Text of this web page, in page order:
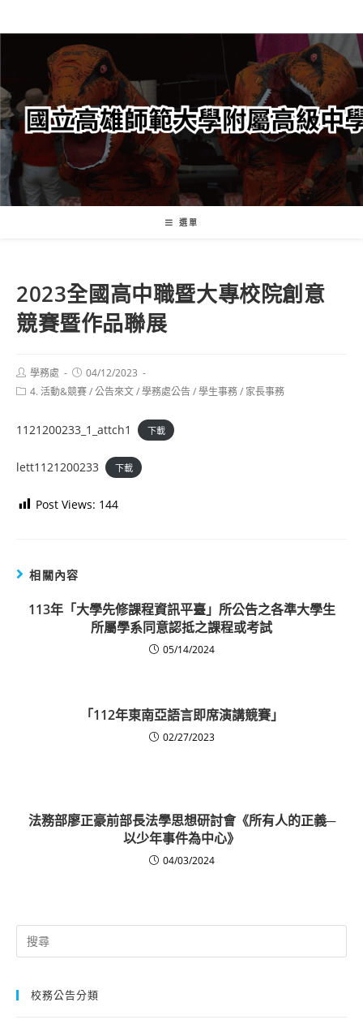
轉
要
內
容
選單
2023全國高中職暨大專校院創意
競賽暨作品聯展
Post
author:
學務處
Post
published:
04/12/2023
Post4. 活動&競賽/公告來文/學務處公告/學生事務/ 家長事務
1121200233_1_attch1 下載
lett1121200233 下載
Post Views: 144
相關內容
113年「大學先修課程資訊平臺」所公告之各準大學生
所屬學系同意認抵之課程或考試
05/14/2024
「112年東南亞語言即席演講競賽」
02/27/2023
法務部廖正豪前部長法學思想研討會《所有人的正義─
以少年事件為中心》
04/03/2024
Search
for:
校務公告分類